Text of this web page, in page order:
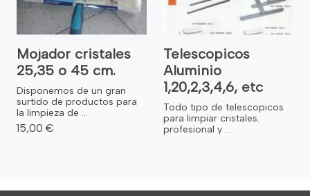
Mojador cristales
25,35 o 45 cm.
Disponemos de un gran
surtido de productos para
la limpieza de ...
15,00 €
Telescopicos
Aluminio
1,20,2,3,4,6, etc
Todo tipo de telescopicos
para limpiar cristales.
profesional y ...